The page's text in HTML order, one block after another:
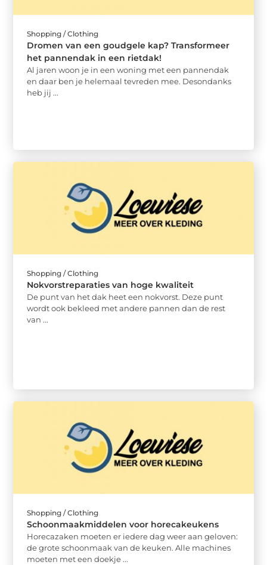
Shopping / Clothing
Dromen van een goudgele kap? Transformeer
het pannendak in een rietdak!
Al jaren woon je in een woning met een pannendak
en daar ben je helemaal tevreden mee. Desondanks
heb jij ...
Shopping / Clothing
Nokvorstreparaties van hoge kwaliteit
De punt van het dak heet een nokvorst. Deze punt
wordt ook bekleed met andere pannen dan de rest
van ...
Shopping / Clothing
Schoonmaakmiddelen voor horecakeukens
Horecazaken moeten er iedere dag weer aan geloven:
de grote schoonmaak van de keuken. Alle machines
moeten met een doekje ...